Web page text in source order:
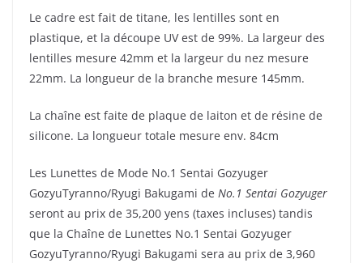
Le cadre est fait de titane, les lentilles sont en
plastique, et la découpe UV est de 99%. La largeur des
lentilles mesure 42mm et la largeur du nez mesure
22mm. La longueur de la branche mesure 145mm.
La chaîne est faite de plaque de laiton et de résine de
silicone. La longueur totale mesure env. 84cm
Les Lunettes de Mode No.1 Sentai Gozyuger
GozyuTyranno/Ryugi Bakugami de No.1 Sentai Gozyuger
seront au prix de 35,200 yens (taxes incluses) tandis
que la Chaîne de Lunettes No.1 Sentai Gozyuger
GozyuTyranno/Ryugi Bakugami sera au prix de 3,960